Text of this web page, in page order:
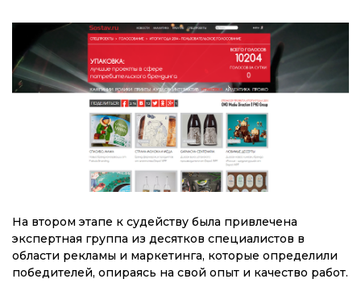
На втором этапе к судейству была привлечена
экспертная группа из десятков специалистов в
области рекламы и маркетинга, которые определили
победителей, опираясь на свой опыт и качество работ.